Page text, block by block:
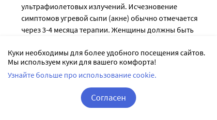
ультрафиолетовых излучений. Исчезновение
симптомов угревой сыпи (акне) обычно отмечается
через 3-4 месяца терапии. Женщины должны быть
предохраняет их от ВИЧ инфекции и других
заболеваний, передающихся половым путем.
Снижение эффективности Контрацептивная
эффективность КОК может понизиться, например, в
случае пропуска приема таблеток, в случае
Куки необходимы для более удобного посещения сайтов.
Мы используем куки для вашего комфорта!
Узнайте больше про использование cookie.
Согласен